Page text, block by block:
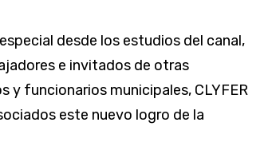
desde los estudios del canal,
e invita­dos de otras
y funcionarios municipales, CLYFER
este nuevo logro de la